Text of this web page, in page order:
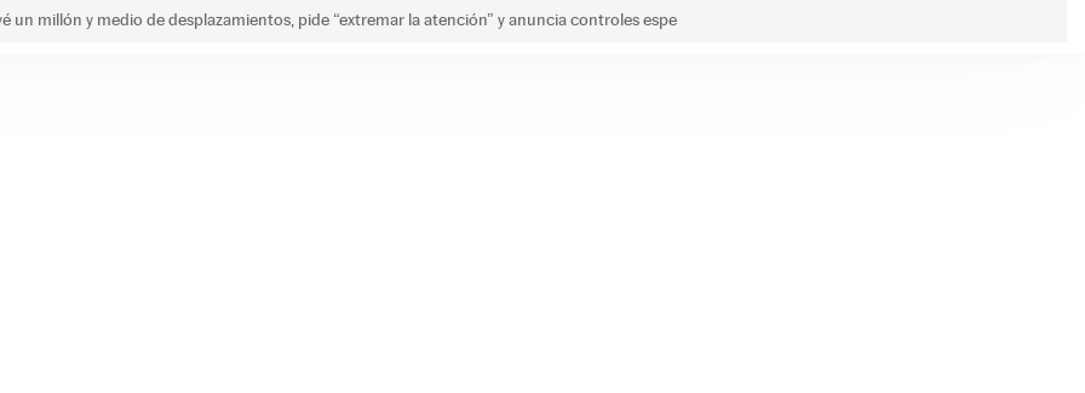
un millón y medio de desplazamientos, pide “extremar la atención” y anuncia controles espe